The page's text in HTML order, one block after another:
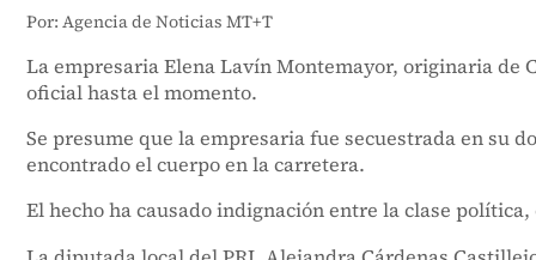
Por: Agencia de Noticias MT+T
La empresaria Elena Lavín Montemayor, originaria
oficial hasta el momento.
Se presume que la empresaria fue secuestrada en su
encontrado el cuerpo en la carretera.
El hecho ha causado indignación entre la clase